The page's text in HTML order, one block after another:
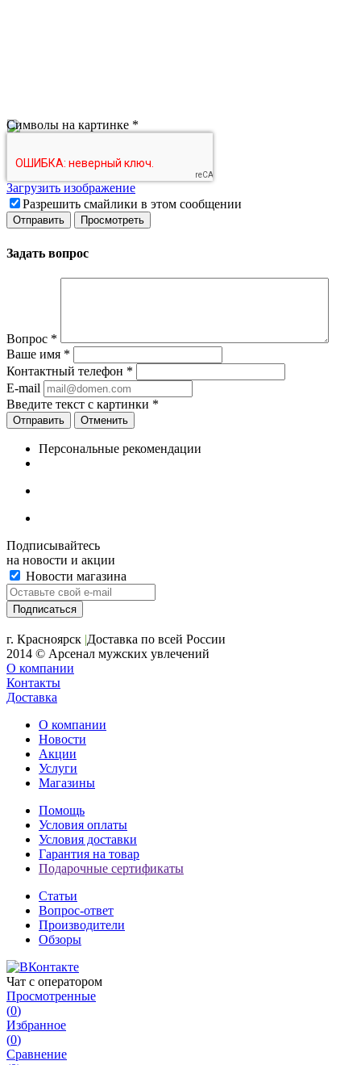
Символы на картинке *
Загрузить изображение
Разрешить смайлики в этом сообщении
Задать вопрос
Вопрос *
Ваше имя *
Контактный телефон *
E-mail
Введите текст с картинки *
Отменить
Персональные рекомендации
Подписывайтесь
на новости и акции
Новости магазина
г. Красноярск |Доставка по всей России
2014 © Арсенал мужских увлечений
О компании
Контакты
Доставка
О компании
Новости
Акции
Услуги
Магазины
Помощь
Условия оплаты
Условия доставки
Гарантия на товар
Подарочные сертификаты
Статьи
Вопрос-ответ
Производители
Обзоры
Чат с оператором
Просмотренные
(0)
Избранное
(0)
Сравнение